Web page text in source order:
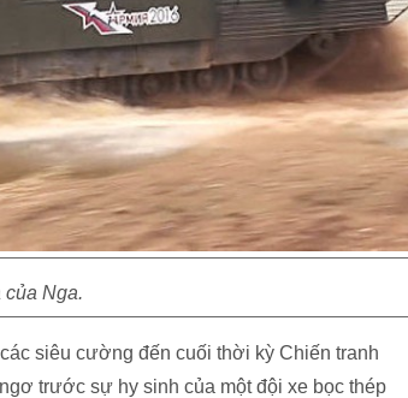
của Nga.
siêu cường đến cuối thời kỳ Chiến tranh
trước sự hy sinh của một đội xe bọc thép